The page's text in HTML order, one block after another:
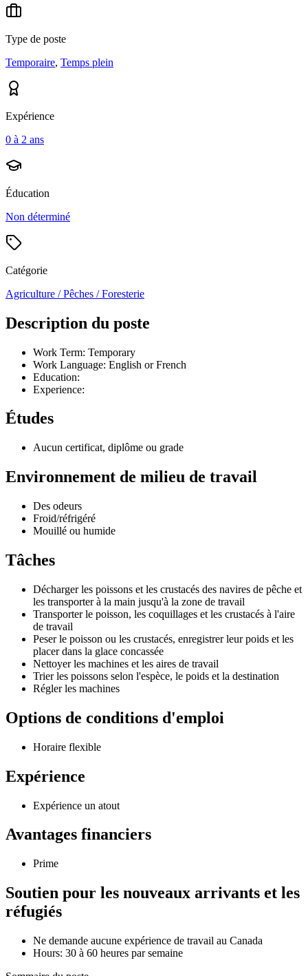
Type de poste
Temporaire, Temps plein
Expérience
0 à 2 ans
Éducation
Non déterminé
Catégorie
Agriculture / Pêches / Foresterie
Description du poste
Work Term: Temporary
Work Language: English or French
Education:
Experience:
Études
Aucun certificat, diplôme ou grade
Environnement de milieu de travail
Des odeurs
Froid/réfrigéré
Mouillé ou humide
Tâches
Décharger les poissons et les crustacés des navires de pêche et
les transporter à la main jusqu'à la zone de travail
Transporter le poisson, les coquillages et les crustacés à l'aire
de travail
Peser le poisson ou les crustacés, enregistrer leur poids et les
placer dans la glace concassée
Nettoyer les machines et les aires de travail
Trier les poissons selon l'espèce, le poids et la destination
Régler les machines
Options de conditions d'emploi
Horaire flexible
Expérience
Expérience un atout
Avantages financiers
Prime
Soutien pour les nouveaux arrivants et les
réfugiés
Ne demande aucune expérience de travail au Canada
Hours: 30 à 60 heures par semaine